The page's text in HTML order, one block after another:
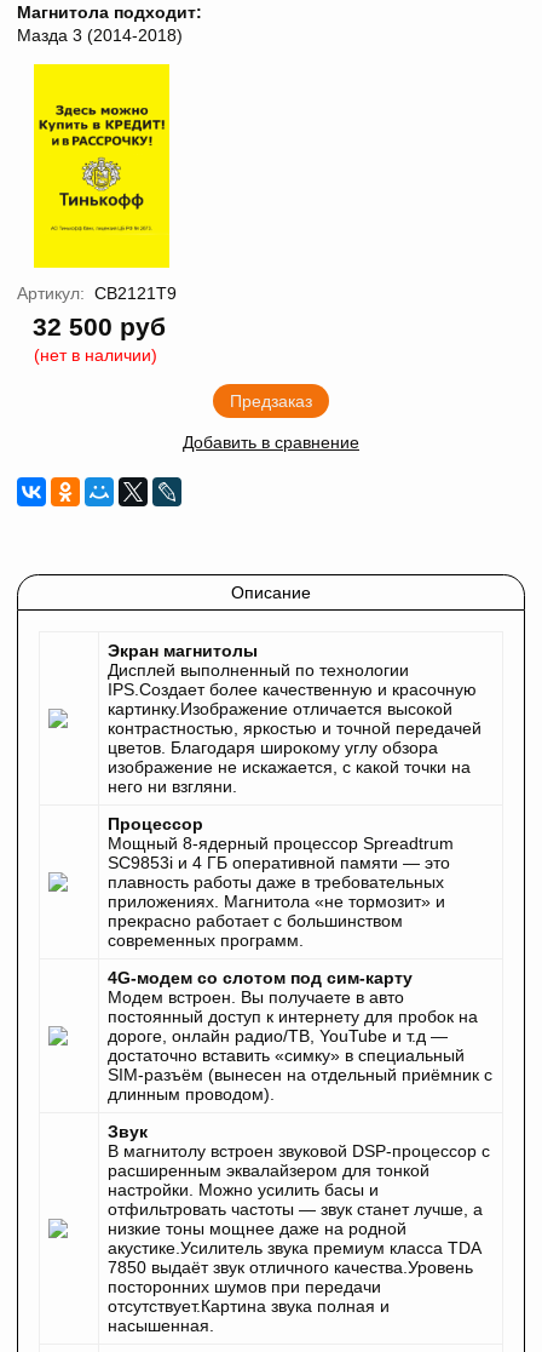
Магнитола подходит:
Мазда 3 (2014-2018)
Артикул: CB2121T9
32 500 руб
(нет в наличии)
Предзаказ
Добавить в сравнение
Описание
Экран магнитолы
Дисплей выполненный по технологии
IPS.Создает более качественную и красочную
картинку.Изображение отличается высокой
контрастностью, яркостью и точной передачей
цветов. Благодаря широкому углу обзора
изображение не искажается, с какой точки на
него ни взгляни.
Процессор
Мощный 8-ядерный процессор Spreadtrum
SC9853i и 4 ГБ оперативной памяти — это
плавность работы даже в требовательных
приложениях. Магнитола «не тормозит» и
прекрасно работает с большинством
современных программ.
4G-модем со слотом под сим-карту
Модем встроен. Вы получаете в авто
постоянный доступ к интернету для пробок на
дороге, онлайн радио/ТВ, YouTube и т.д —
достаточно вставить «симку» в специальный
SIM-разъём (вынесен на отдельный приёмник с
длинным проводом).
Звук
В магнитолу встроен звуковой DSP-процессор с
расширенным эквалайзером для тонкой
настройки. Можно усилить басы и
отфильтровать частоты — звук станет лучше, а
низкие тоны мощнее даже на родной
акустике.Усилитель звука премиум класса TDA
7850 выдаёт звук отличного качества.Уровень
посторонних шумов при передачи
отсутствует.Картина звука полная и
насышенная.